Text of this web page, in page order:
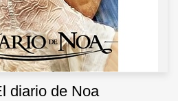
diario de Noa